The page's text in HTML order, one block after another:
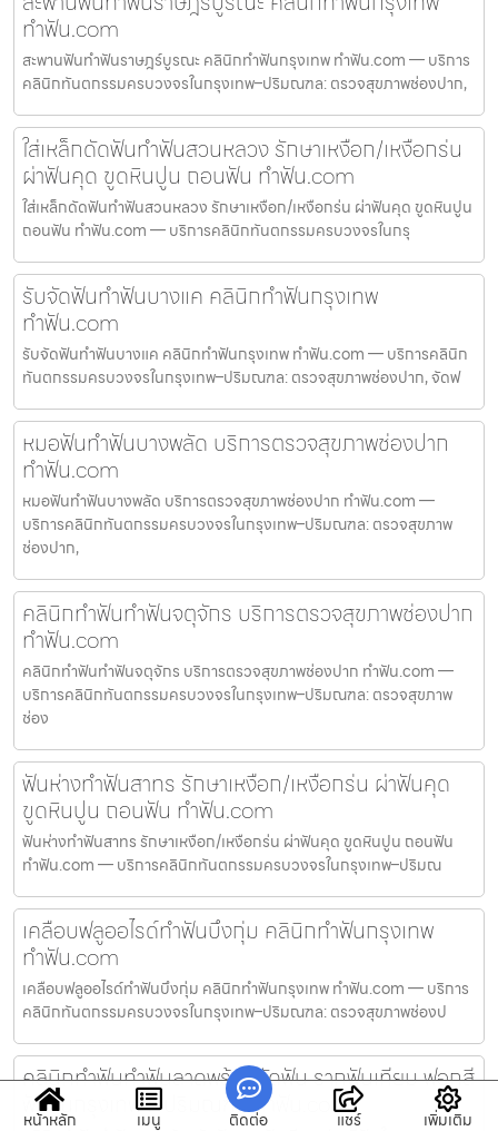
ทำฟัน.com
สะพานฟันทำฟันราษฎร์บูรณะ คลินิกทำฟันกรุงเทพ ทำฟัน.com — บริการ
คลินิกทันตกรรมครบวงจรในกรุงเทพ–ปริมณฑล: ตรวจสุขภาพช่องปาก,
ใส่เหล็กดัดฟันทำฟันสวนหลวง รักษาเหงือก/เหงือกร่น
ผ่าฟันคุด ขูดหินปูน ถอนฟัน ทำฟัน.com
ใส่เหล็กดัดฟันทำฟันสวนหลวง รักษาเหงือก/เหงือกร่น ผ่าฟันคุด ขูดหินปูน
ถอนฟัน ทำฟัน.com — บริการคลินิกทันตกรรมครบวงจรในกรุ
รับจัดฟันทำฟันบางแค คลินิกทำฟันกรุงเทพ
ทำฟัน.com
รับจัดฟันทำฟันบางแค คลินิกทำฟันกรุงเทพ ทำฟัน.com — บริการคลินิก
ทันตกรรมครบวงจรในกรุงเทพ–ปริมณฑล: ตรวจสุขภาพช่องปาก, จัดฟ
หมอฟันทำฟันบางพลัด บริการตรวจสุขภาพช่องปาก
ทำฟัน.com
หมอฟันทำฟันบางพลัด บริการตรวจสุขภาพช่องปาก ทำฟัน.com —
บริการคลินิกทันตกรรมครบวงจรในกรุงเทพ–ปริมณฑล: ตรวจสุขภาพ
ช่องปาก,
คลินิกทำฟันทำฟันจตุจักร บริการตรวจสุขภาพช่องปาก
ทำฟัน.com
คลินิกทำฟันทำฟันจตุจักร บริการตรวจสุขภาพช่องปาก ทำฟัน.com —
บริการคลินิกทันตกรรมครบวงจรในกรุงเทพ–ปริมณฑล: ตรวจสุขภาพ
ช่อง
ฟันห่างทำฟันสาทร รักษาเหงือก/เหงือกร่น ผ่าฟันคุด
ขูดหินปูน ถอนฟัน ทำฟัน.com
ฟันห่างทำฟันสาทร รักษาเหงือก/เหงือกร่น ผ่าฟันคุด ขูดหินปูน ถอนฟัน
ทำฟัน.com — บริการคลินิกทันตกรรมครบวงจรในกรุงเทพ–ปริมณ
เคลือบฟลูออไรด์ทำฟันบึงกุ่ม คลินิกทำฟันกรุงเทพ
ทำฟัน.com
เคลือบฟลูออไรด์ทำฟันบึงกุ่ม คลินิกทำฟันกรุงเทพ ทำฟัน.com — บริการ
คลินิกทันตกรรมครบวงจรในกรุงเทพ–ปริมณฑล: ตรวจสุขภาพช่องป
คลินิกทำฟันทำฟันลาดพร้าว จัดฟัน รากฟันเทียม ฟอกสี
ฟัน ในกรุงเทพฯ–ปริมณฑล ทำฟัน.com
หน้าหลัก เมนู ติดต่อ แชร์ เพิ่มเติม